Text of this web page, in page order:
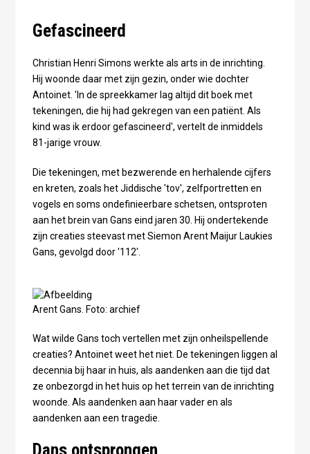
Gefascineerd
Christian Henri Simons werkte als arts in de inrichting.
Hij woonde daar met zijn gezin, onder wie dochter
Antoinet. 'In de spreekkamer lag altijd dit boek met
tekeningen, die hij had gekregen van een patiënt. Als
kind was ik erdoor gefascineerd', vertelt de inmiddels
81-jarige vrouw.
Die tekeningen, met bezwerende en herhalende cijfers
en kreten, zoals het Jiddische 'tov', zelfportretten en
vogels en soms ondefinieerbare schetsen, ontsproten
aan het brein van Gans eind jaren 30. Hij ondertekende
zijn creaties steevast met Siemon Arent Maijur Laukies
Gans, gevolgd door '112'.
Arent Gans. Foto: archief
Wat wilde Gans toch vertellen met zijn onheilspellende
creaties? Antoinet weet het niet. De tekeningen liggen al
decennia bij haar in huis, als aandenken aan die tijd dat
ze onbezorgd in het huis op het terrein van de inrichting
woonde. Als aandenken aan haar vader en als
aandenken aan een tragedie.